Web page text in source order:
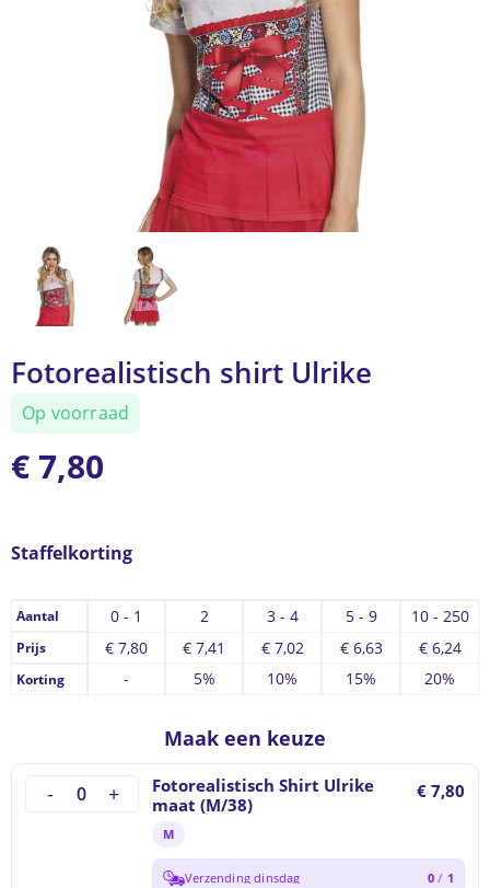
Fotorealistisch shirt Ulrike
Op voorraad
€7,80
Staffelkorting
Aantal 0 - 1 2 3 - 4 5 - 9 10 - 250
Prijs € 7,80 € 7,41 €7,02 €6,63 €6,24
Korting - 5% 10% 15% 20%
Maak een keuze
Fotorealistisch Shirt Ulrike
maat (M/38)
M
€ 7,80
Verzending dinsdag 0 / 1